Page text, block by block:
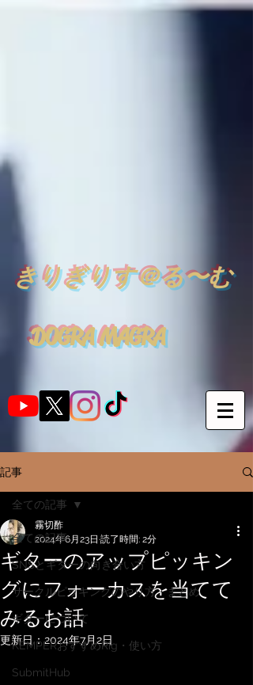
きりぎりす＠る〜む
DOGRA MAGRA
記事
全ての記事
SNSとギターの向き合い方
サークルピッキングのやり方・まとめ
ギターについて
KEMPERおすすめRig・使い方
SubmitHub
全ての記事
ギターのアップピッキン
グにフォーカスを当てて
みるお話
霧切酢
2024年6月23日 読了時間: 2分
更新日：2024年7月2日